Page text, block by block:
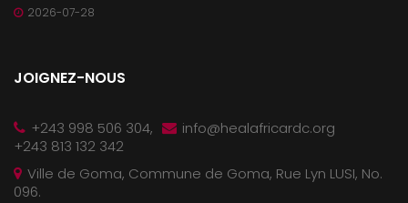
2026-07-28
JOIGNEZ-NOUS
+243 998 506 304,
+243 813 132 342
info@healafricardc.org
Ville de Goma, Commune de Goma, Rue Lyn LUSI, No.
096.